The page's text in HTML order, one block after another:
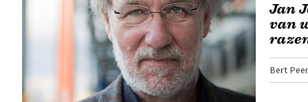
Jan
van
Bert